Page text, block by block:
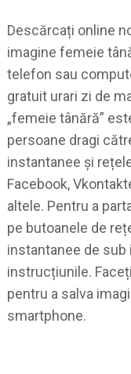
Descărcați online
imagine femeie
telefon sau
gratuit urari zi de
„femeie tânără”
persoane dragi
instantanee și
Facebook,
altele. Pentru a
pe butoanele de
instantanee de
instrucțiunile.
pentru a salva
smartphone.